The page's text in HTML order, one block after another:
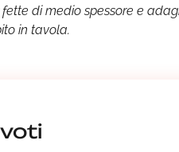
di medio spessore e
in tavola.